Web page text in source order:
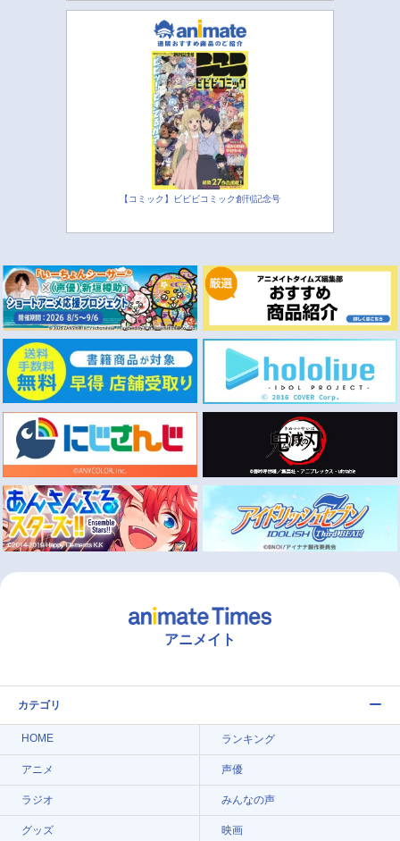
【コミック】ビビビコミック創刊記念号
アニメイト
カテゴリ
HOME ランキング
アニメ 声優
ラジオ みんなの声
グッズ 映画